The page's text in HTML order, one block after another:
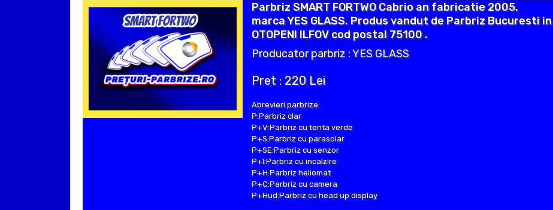
Parbriz SMART FORTWO Cabrio an fabricatie 2005,
marca YES GLASS. Produs vandut de Parbriz Bucuresti in
OTOPENI ILFOV cod postal 75100 .
Producator parbriz : YES GLASS
Pret : 220 Lei
Abrevieri parbrize:
P:Parbriz clar
P+V:Parbriz cu tenta verde
P+S:Parbriz cu parasolar
P+SE:Parbriz cu senzor
P+I:Parbriz cu incalzire
P+H:Parbriz heliomat
P+C:Parbriz cu camera
P+Hud:Parbriz cu head up display